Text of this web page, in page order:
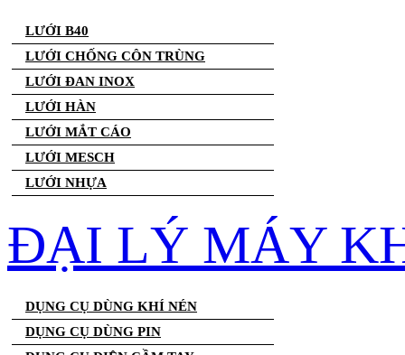
LƯỚI B40
LƯỚI CHỐNG CÔN TRÙNG
LƯỚI ĐAN INOX
LƯỚI HÀN
LƯỚI MẮT CÁO
LƯỚI MESCH
LƯỚI NHỰA
ĐẠI LÝ MÁY
DỤNG CỤ DÙNG KHÍ NÉN
DỤNG CỤ DÙNG PIN